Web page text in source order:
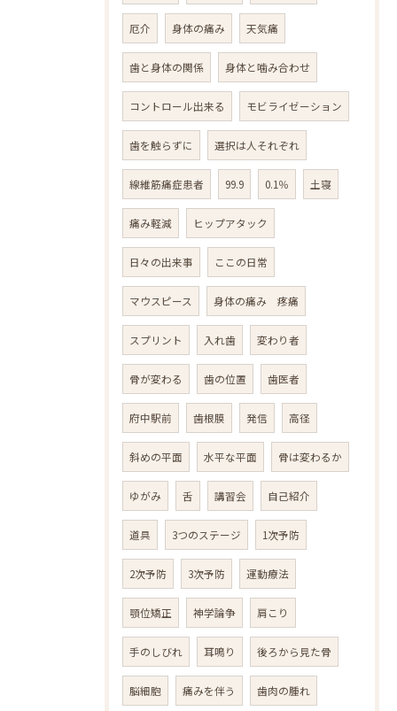
厄介 身体の痛み 天気痛
歯と身体の関係 身体と噛み合わせ
コントロール出来る モビライゼーション
歯を触らずに 選択は人それぞれ
線維筋痛症患者 99.9 0.1％ 土寝
痛み軽減 ヒップアタック
日々の出来事 ここの日常
マウスピース 身体の痛み 疼痛
スプリント 入れ歯 変わり者
骨が変わる 歯の位置 歯医者
府中駅前 歯根膜 発信 高径
斜めの平面 水平な平面 骨は変わるか
ゆがみ 舌 講習会 自己紹介
道具 3つのステージ 1次予防
2次予防 3次予防 運動療法
顎位矯正 神学論争 肩こり
手のしびれ 耳鳴り 後ろから見た骨
脳細胞 痛みを伴う 歯肉の腫れ